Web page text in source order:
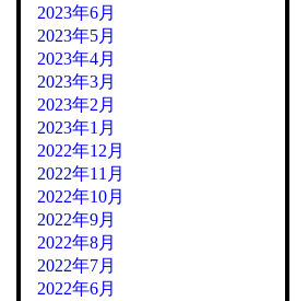
2023年6月
2023年5月
2023年4月
2023年3月
2023年2月
2023年1月
2022年12月
2022年11月
2022年10月
2022年9月
2022年8月
2022年7月
2022年6月